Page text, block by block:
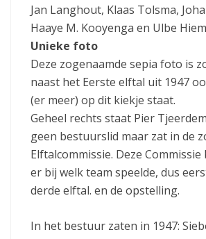
Jan Langhout, Klaas Tolsma,
Haaye M. Kooyenga en Ulbe
Unieke foto
Deze zogenaamde sepia foto is
naast het Eerste elftal uit 1947
(er meer) op dit kiekje staat.
Geheel rechts staat Pier
geen bestuurslid maar zat in de
Elftalcommissie. Deze Commissie
er bij welk team speelde, dus
derde elftal. en de opstelling.
In het bestuur zaten in 1947: